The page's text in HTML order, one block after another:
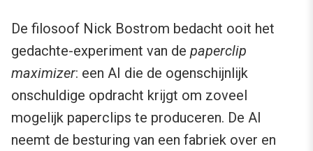
De filosoof Nick Bostrom bedacht ooit het
gedachte-experiment van de paperclip
maximizer: een AI die de ogenschijnlijk
onschuldige opdracht krijgt om zoveel
mogelijk paperclips te produceren. De AI
neemt de besturing van een fabriek over en